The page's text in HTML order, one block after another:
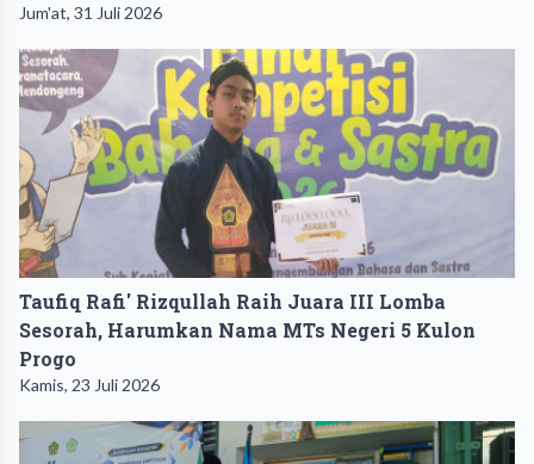
Jum'at, 31 Juli 2026
Taufiq Rafi' Rizqullah Raih Juara III Lomba
Sesorah, Harumkan Nama MTs Negeri 5 Kulon
Progo
Kamis, 23 Juli 2026